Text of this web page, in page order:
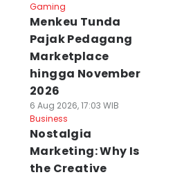
Gaming
Menkeu Tunda
Pajak Pedagang
Marketplace
hingga November
2026
6 Aug 2026, 17:03 WIB
Business
Nostalgia
Marketing: Why Is
the Creative